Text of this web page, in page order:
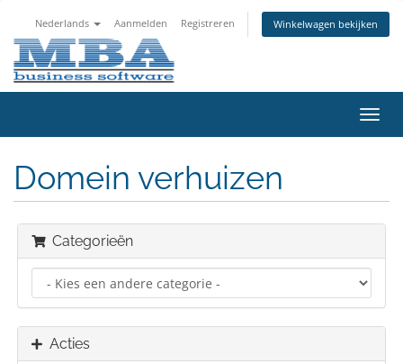
Nederlands Aanmelden Registreren Winkelwagen bekijken
in-/
Domein verhuizen
Categorieën
Acties